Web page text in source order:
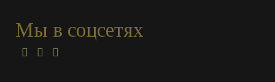
Мы в соцсетях